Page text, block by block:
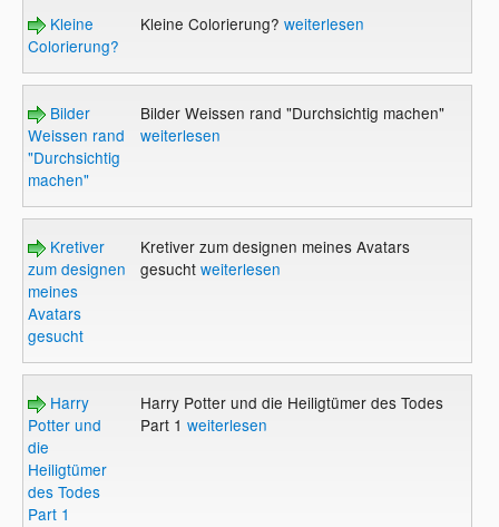
Kleine
Colorierung?
Kleine Colorierung? weiterlesen
Bilder
Weissen rand
"Durchsichtig
machen"
Bilder Weissen rand "Durchsichtig machen"
weiterlesen
Kretiver
zum designen
meines
Avatars
gesucht
Kretiver zum designen meines Avatars
gesucht weiterlesen
Harry
Potter und
die
Heiligtümer
des Todes
Part 1
Harry Potter und die Heiligtümer des Todes
Part 1 weiterlesen